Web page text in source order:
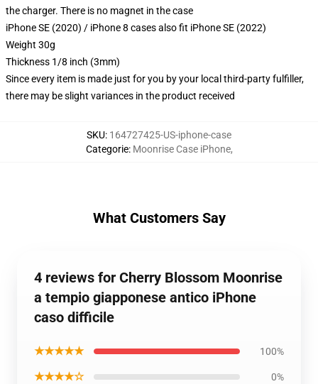
the charger. There is no magnet in the case
iPhone SE (2020) / iPhone 8 cases also fit iPhone SE (2022)
Weight 30g
Thickness 1/8 inch (3mm)
Since every item is made just for you by your local third-party fulfiller,
there may be slight variances in the product received
SKU: 164727425-US-iphone-case
Categorie: Moonrise Case iPhone,
What Customers Say
4 reviews for Cherry Blossom Moonrise
a tempio giapponese antico iPhone
caso difficile
★★★★★ 100%
★★★★☆ 0%